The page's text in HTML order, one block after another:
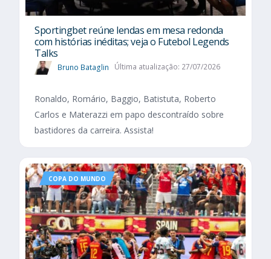
Sportingbet reúne lendas em mesa redonda
com histórias inéditas; veja o Futebol Legends
Talks
Bruno Bataglin Última atualização: 27/07/2026
Ronaldo, Romário, Baggio, Batistuta, Roberto
Carlos e Materazzi em papo descontraído sobre
bastidores da carreira. Assista!
COPA DO MUNDO